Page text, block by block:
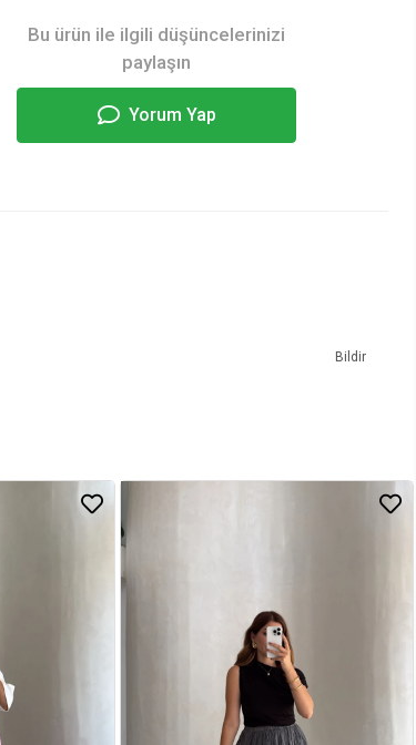
Bu ürün ile ilgili düşüncelerinizi
paylaşın
Yorum Yap
Bildir